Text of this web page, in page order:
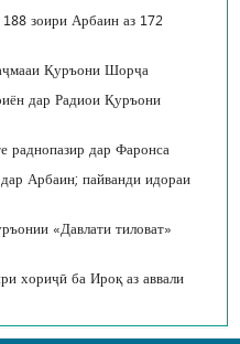
зоири Арбаин аз 172
Қуръони Шорҷа
дар Радиои Қуръони
раднопазир дар Фаронса
Арбаин; пайванди идораи
«Давлати тиловат»
хориҷӣ ба Ироқ аз аввали